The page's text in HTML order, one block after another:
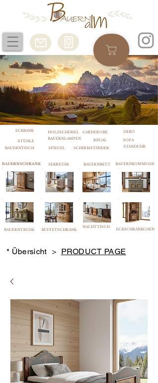
BAUERNTISCH SPIEGEL SCHIRMSTÄNDER
BAUERNSCHRANK SEKRETÄR
BAUERNTRUHE BUFFETSCHRANK
BAUERNBETT
NACHTTISCH
STANDUHR
BAUERNKOMMODE
ECKSCHRÄNKCHEN
* Übersicht > PRODUCT PAGE
BAUERNLAMPEN REGAL SOFA
ECKBANK
STÜHLE
HOLZSCHEMEL GARDEROBE DEKO